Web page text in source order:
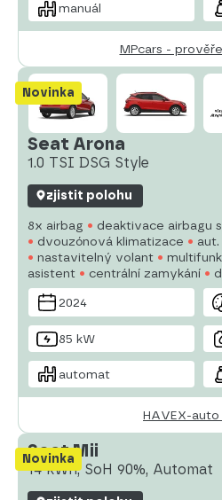
manuál
MPcars -
Novinka
Seat Arona
1.0 TSI DSG Style
zjistit polohu
8x airbag deaktivace airbagu
dvouzónová klimatizace
nastavitelný volant
asistent
centrální zamykání
výškově nastavitelná sedadla
el. přední okna
2024
85 kW
automat
HAVEX-auto
Novinka
Seat Mii
14 kWh, SoH 90%, Automat